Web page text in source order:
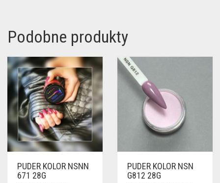
Podobne produkty
PUDER KOLOR NSNN
671 28G
PUDER KOLOR NSN
G812 28G